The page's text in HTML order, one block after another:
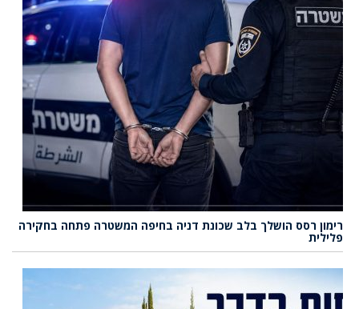
רימון רסס הושלך בלב שכונת דניה בחיפה המשטרה פתחה בחקירה
פלילית